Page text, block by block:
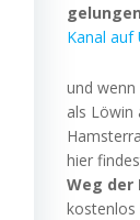
Kanal auf
und
als Löwin
hier
Weg der
kostenlos